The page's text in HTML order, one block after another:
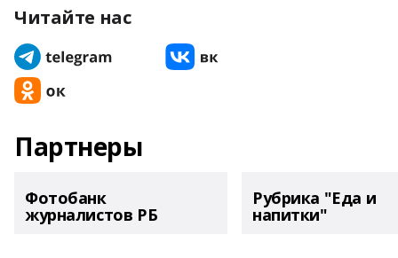
Читайте нас
Партнеры
Фотобанк
журналистов РБ
Рубрика "Еда и
напитки"